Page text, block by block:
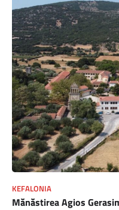
KEFALONIA
Mănăstirea Agios